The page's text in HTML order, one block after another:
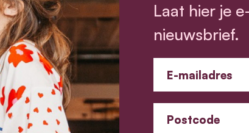
Laat hier je
nieuwsbrief.
E-mailadres
Postcode